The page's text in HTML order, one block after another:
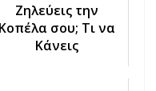
Ζηλεύεις την
Κοπέλα σου; Τι να
Κάνεις